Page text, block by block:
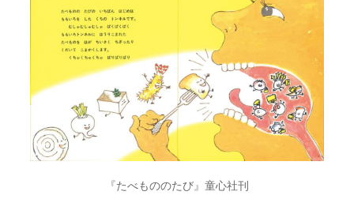
『たべもののたび』童心社刊